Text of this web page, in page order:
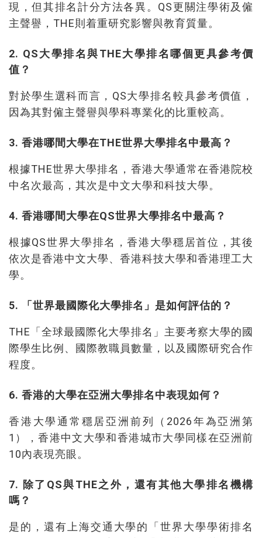
現，但其排名計分方法各異。QS更關注學術及僱
主聲譽，THE則着重研究影響與教育質量。
2. QS大學排名與THE大學排名哪個更具參考價
值？
對於學生選科而言，QS大學排名較具參考價值，
因為其對僱主聲譽與學科專業化的比重較高。
3. 香港哪間大學在THE世界大學排名中最高？
根據THE世界大學排名，香港大學通常在香港院校
中名次最高，其次是中文大學和科技大學。
4. 香港哪間大學在QS世界大學排名中最高？
根據QS世界大學排名，香港大學穩居首位，其後
依次是香港中文大學、香港科技大學和香港理工大
學。
5. 「世界最國際化大學排名」是如何評估的？
THE「全球最國際化大學排名」主要考察大學的國
際學生比例、國際教職員數量，以及國際研究合作
程度。
6. 香港的大學在亞洲大學排名中表現如何？
香港大學通常穩居亞洲前列（2026年為亞洲第
1），香港中文大學和香港城市大學同樣在亞洲前
10內表現亮眼。
7. 除了QS與THE之外，還有其他大學排名機構
嗎？
是的，還有上海交通大學的「世界大學學術排名